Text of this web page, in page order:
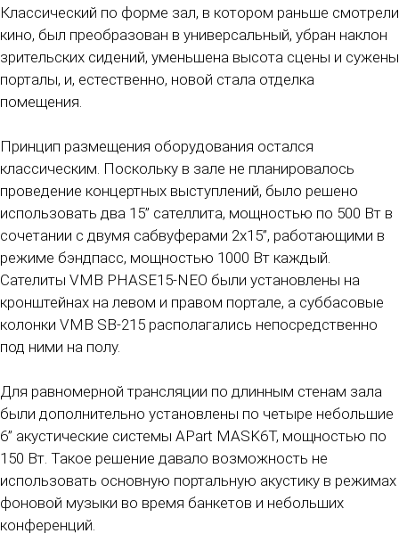
Классический по форме зал, в котором раньше смотрели
кино, был преобразован в универсальный, убран наклон
зрительских сидений, уменьшена высота сцены и сужены
порталы, и, естественно, новой стала отделка
помещения.
Принцип размещения оборудования остался
классическим. Поскольку в зале не планировалось
проведение концертных выступлений, было решено
использовать два 15” сателлита, мощностью по 500 Вт в
сочетании с двумя сабвуферами 2х15”, работающими в
режиме бэндпасс, мощностью 1000 Вт каждый.
Сателиты VMB PHASE15-NEO были установлены на
кронштейнах на левом и правом портале, а суббасовые
колонки VMB SB-215 располагались непосредственно
под ними на полу.
Для равномерной трансляции по длинным стенам зала
были дополнительно установлены по четыре небольшие
6” акустические системы APart MASK6T, мощностью по
150 Вт. Такое решение давало возможность не
использовать основную портальную акустику в режимах
фоновой музыки во время банкетов и небольших
конференций.